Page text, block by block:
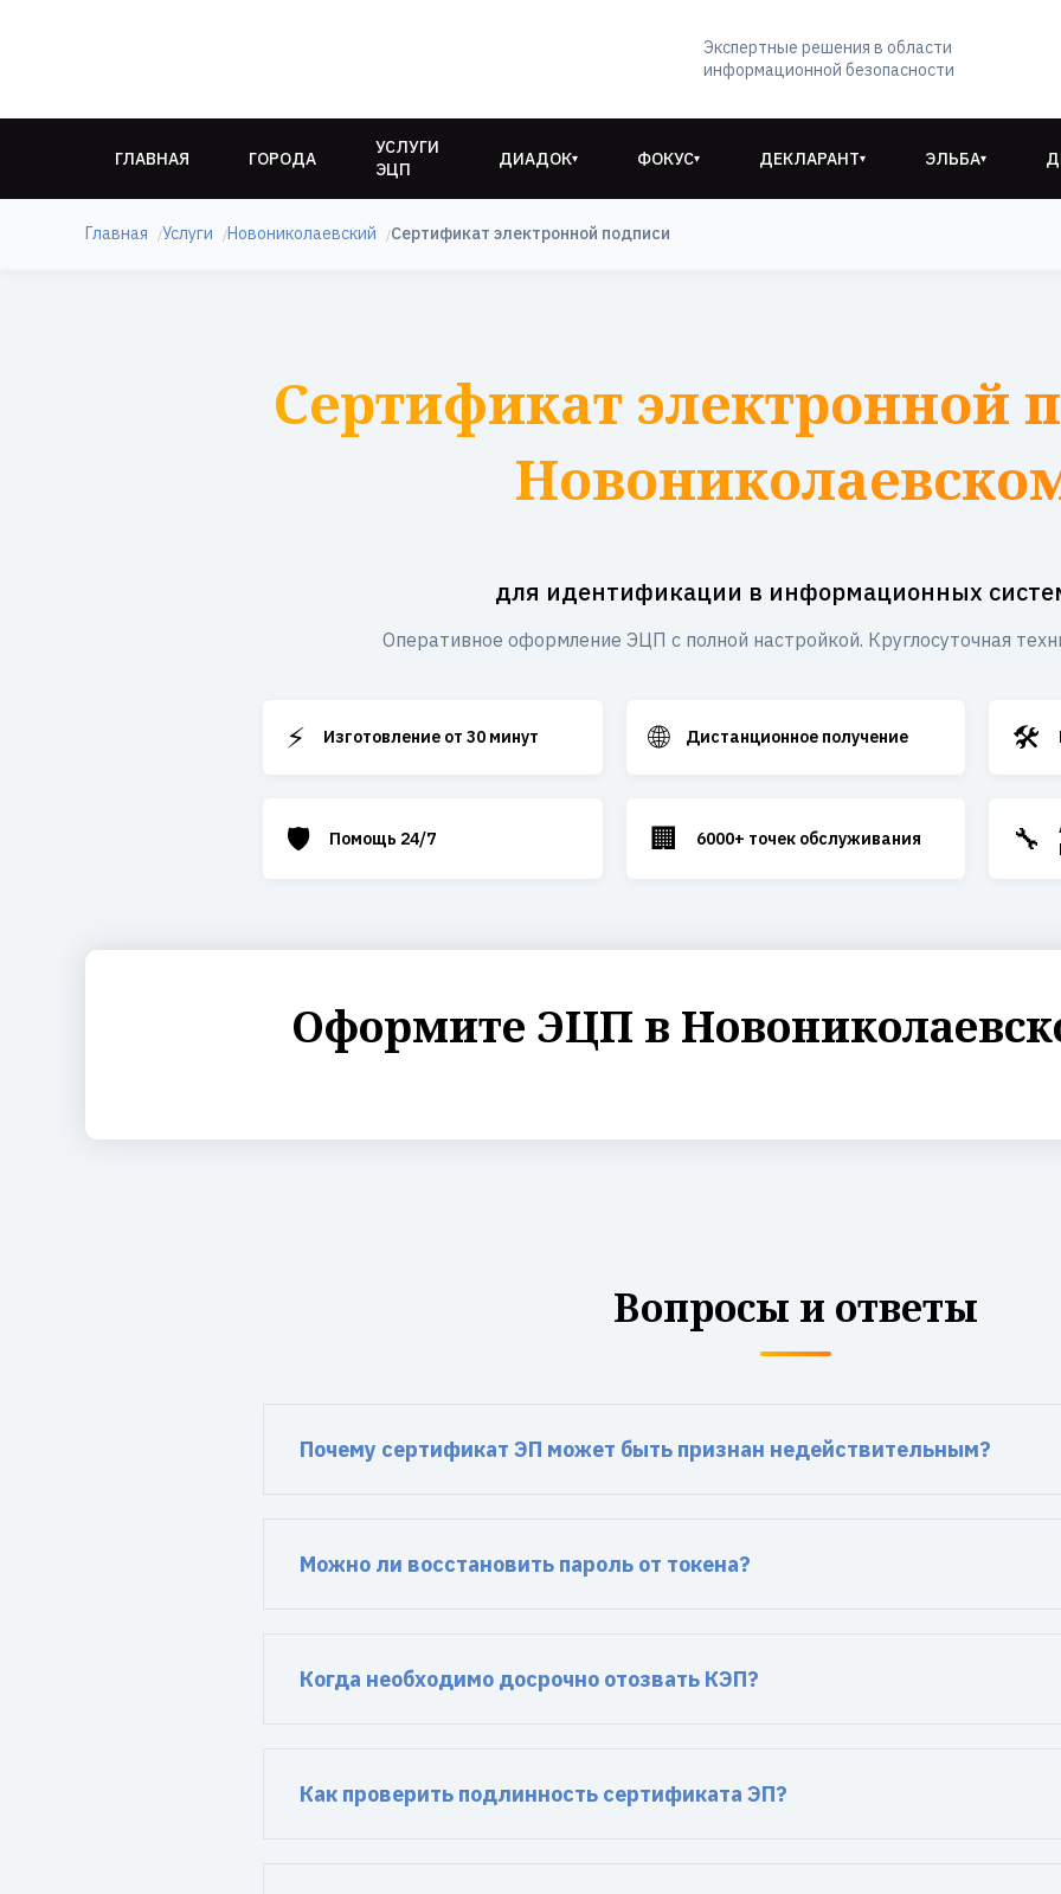
Экспертные решения в области
информационной безопасности
ГЛАВНАЯ ГОРОДА
УСЛУГИ
ЭЦП
ДИАДОК▾ ФОКУС▾ ДЕКЛАРАНТ▾ ЭЛЬБА▾
Главная Услуги Новониколаевский Сертификат электронной подписи
Сертификат электронной
для идентификации в информационных
Оперативное оформление ЭЦП с полной настройкой. Круглосуточная
⚡ Изготовление от 30 минут 🌐 Дистанционное получение 🛠️
🛡️ Помощь 24/7 🏢 6000+ точек обслуживания 🔧
Оформите ЭЦП в
Вопросы и ответы
Почему сертификат ЭП может быть признан недействительным?
Можно ли восстановить пароль от токена?
Когда необходимо досрочно отозвать КЭП?
Как проверить подлинность сертификата ЭП?